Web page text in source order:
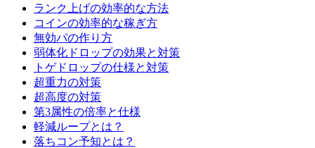
ランク上げの効率的な方法
コインの効率的な稼ぎ方
無効パの作り方
弱体化ドロップの効果と対策
トゲドロップの仕様と対策
超重力の対策
超高度の対策
第3属性の倍率と仕様
軽減ループとは？
落ちコン予知とは？